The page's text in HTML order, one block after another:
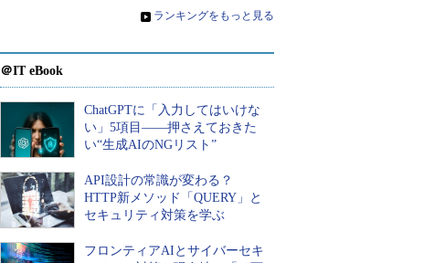
» ランキングをもっと見る
＠IT eBook
ChatGPTに「入力してはいけな
い」5項目――押さえておきた
い“生成AIのNGリスト”
API設計の常識が変わる？
HTTP新メソッド「QUERY」と
セキュリティ対策を学ぶ
フロンティアAIとサイバーセキ